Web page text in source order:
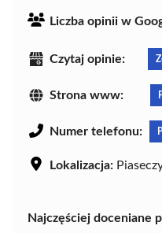
Liczba opinii w
Czytaj opinie:
Strona www:
Numer telefonu:
Lokalizacja:
Najczęściej doceniane